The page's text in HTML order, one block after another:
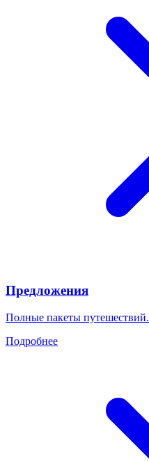
Предложения
Полные пакеты путешествий.
Подробнее